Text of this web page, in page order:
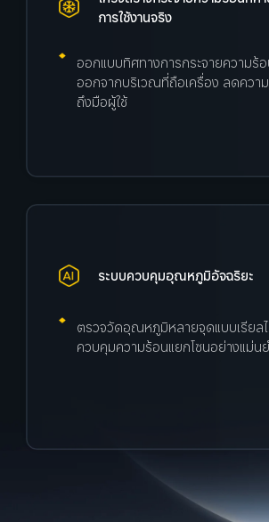
การใช้งานจริง
ออกแบบทิศทางการกระจายความร้อ
ออกจากบริเวณที่ถือเครื่อง ลดควา
ถึงมือผู้ใช้
ระบบควบคุมอุณหภูมิอัจฉริยะ
ตรวจวัดอุณหภูมิหลายจุดแบบเรียล
ควบคุมความร้อนแยกโซนอย่างแม่น